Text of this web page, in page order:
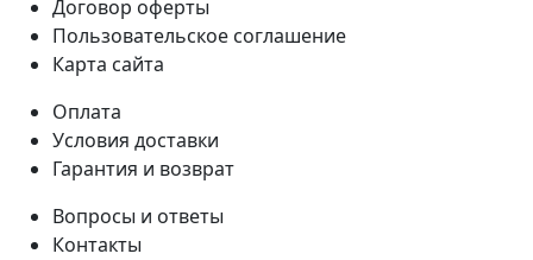
Договор оферты
Пользовательское соглашение
Карта сайта
Оплата
Условия доставки
Гарантия и возврат
Вопросы и ответы
Контакты